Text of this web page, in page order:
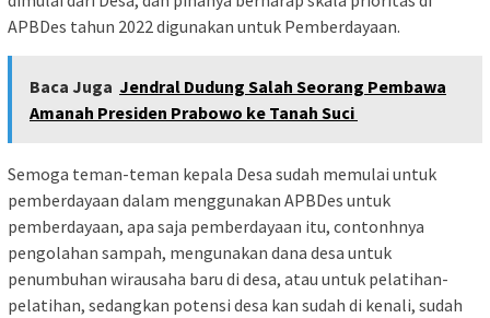
APBDes tahun 2022 digunakan untuk Pemberdayaan.
Baca Juga Jendral Dudung Salah Seorang Pembawa
Amanah Presiden Prabowo ke Tanah Suci
Semoga teman-teman kepala Desa sudah memulai untuk
pemberdayaan dalam menggunakan APBDes untuk
pemberdayaan, apa saja pemberdayaan itu, contonhnya
pengolahan sampah, mengunakan dana desa untuk
penumbuhan wirausaha baru di desa, atau untuk pelatihan-
pelatihan, sedangkan potensi desa kan sudah di kenali, sudah